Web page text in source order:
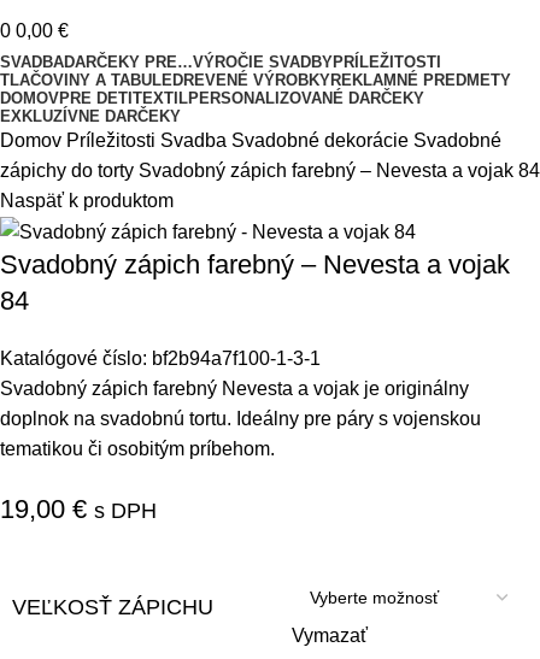
0 0,00 €
SVADBADARČEKY PRE…VÝROČIE SVADBYPRÍLEŽITOSTI
TLAČOVINY A TABULEDREVENÉ VÝROBKYREKLAMNÉ PREDMETY
DOMOVPRE DETI TEXTILPERSONALIZOVANÉ DARČEKY
EXKLUZÍVNE DARČEKY
Domov Príležitosti Svadba Svadobné dekorácie Svadobné
zápichy do torty Svadobný zápich farebný – Nevesta a vojak 84
Naspäť k produktom
Svadobný zápich farebný – Nevesta a vojak
84
Katalógové číslo: bf2b94a7f100-1-3-1
Svadobný zápich farebný Nevesta a vojak je originálny
doplnok na svadobnú tortu. Ideálny pre páry s vojenskou
tematikou či osobitým príbehom.
19,00 € s DPH
VEĽKOSŤ ZÁPICHU
Vymazať